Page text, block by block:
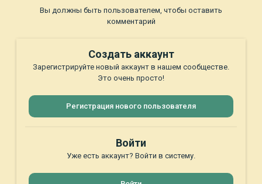
Вы должны быть пользователем, чтобы оставить
комментарий
Создать аккаунт
Зарегистрируйте новый аккаунт в нашем сообществе.
Это очень просто!
Регистрация нового пользователя
Войти
Уже есть аккаунт? Войти в систему.